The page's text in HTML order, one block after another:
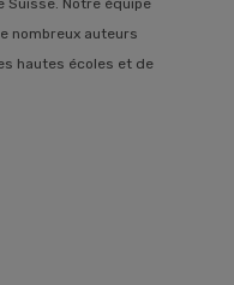
Notre équipe
nombreux auteurs
hautes écoles et de